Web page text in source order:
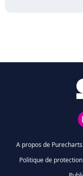
A propos de Purecharts
Politique de